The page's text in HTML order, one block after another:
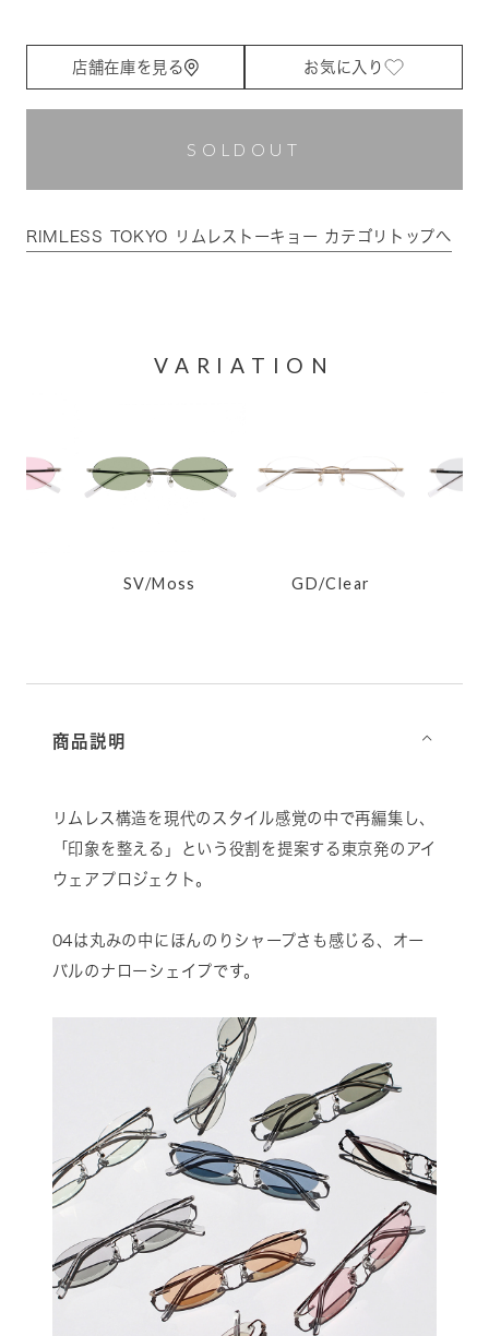
店舗在庫を見る お気に入り
SOLDOUT
RIMLESS TOKYO リムレストーキョー カテゴリトップへ
VARIATION
GD/Clear SV/Ink20
商品説明 ⌵
リムレス構造を現代のスタイル感覚の中で再編集し、
「印象を整える」という役割を提案する東京発のアイ
ウェアプロジェクト。
04は丸みの中にほんのりシャープさも感じる、オー
バルのナローシェイプです。